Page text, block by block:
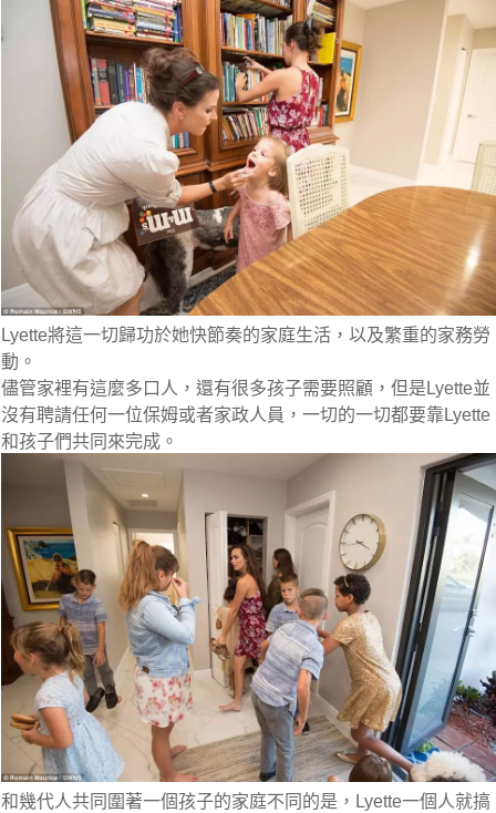
Lyette將這一切歸功於她快節奏的家庭生活，以及繁重的家務勞
動。
儘管家裡有這麼多口人，還有很多孩子需要照顧，但是Lyette並
沒有聘請任何一位保姆或者家政人員，一切的一切都要靠Lyette
和孩子們共同來完成。
和幾代人共同圍著一個孩子的家庭不同的是，Lyette一個人就搞